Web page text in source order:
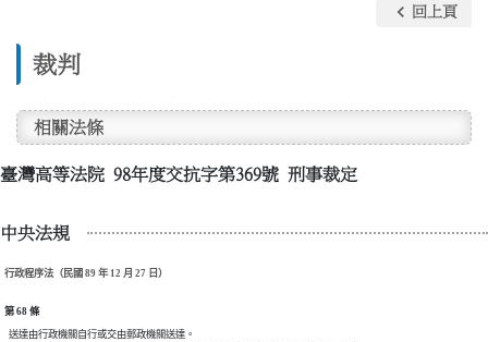
裁判
keyboard_arrow_left 回上頁
相關法條
臺灣高等法院 98年度交抗字第369號 刑事裁定
中央法規
行政程序法（民國 89 年 12 月 27 日）
第 68 條
  送達由行政機關自行或交由郵政機關送達。